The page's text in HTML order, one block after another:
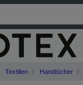
Textilien Handtücher